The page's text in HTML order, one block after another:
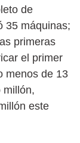
de
35 máquinas;
primeras
el primer
menos de 13
millón,
este